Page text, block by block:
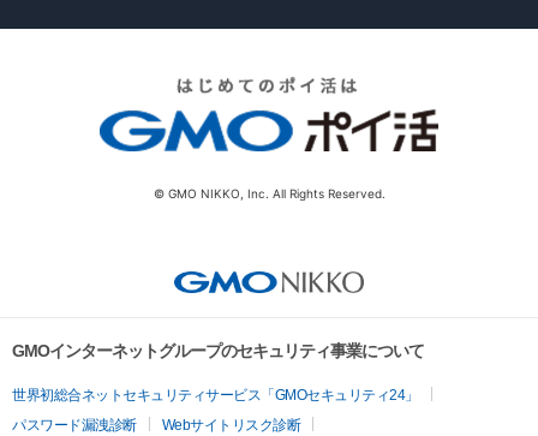
© GMO NIKKO, Inc. All Rights Reserved.
GMOインターネットグループのセキュリティ事業について
世界初総合ネットセキュリティサービス「GMOセキュリティ24」
パスワード漏洩診断
Webサイトリスク診断